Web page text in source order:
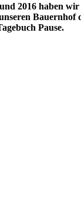
2016 haben
Bauernhof
Pause.